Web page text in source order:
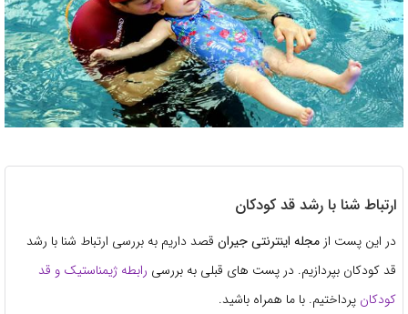
ارتباط شنا با رشد قد کودکان
در این پست از مجله اینترنتی جیران قصد داریم به بررسی ارتباط شنا با رشد
قد کودکان بپردازیم. در پست های قبلی به بررسی رابطه ژیمناستیک و قد
کودکان پرداختیم. با ما همراه باشید.